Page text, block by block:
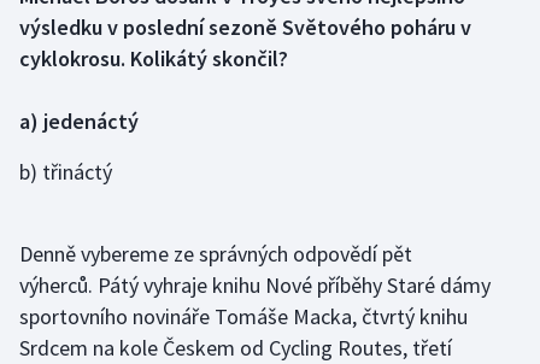
Futsal
Jezdectví
Judo
výsledku v poslední sezoně Světového poháru v
cyklokrosu. Kolikátý skončil?
a) jedenáctý
b) třináctý
Denně vybereme ze správných odpovědí pět
výherců. Pátý vyhraje knihu Nové příběhy Staré dámy
sportovního novináře Tomáše Macka, čtvrtý knihu
Srdcem na kole Českem od Cycling Routes, třetí